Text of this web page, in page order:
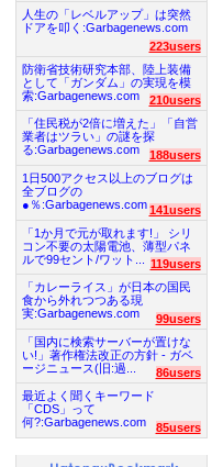
人生の「レベルアップ」は突然
ドアを叩く:Garbagenews.com
223users
防衛省技術研究本部、陸上装備
として「ガンダム」の実現を模
索:Garbagenews.com
210users
「住民税が2倍に増えた」「自営
業者はツラい」の謎を探
る:Garbagenews.com
188users
1日500アクセス以上のブログは
全ブログの
●％:Garbagenews.com 141users
「1か月で元が取れます!」 シリ
コン不要の太陽電池、薄型パネ
ルで99セント/ワット...
119users
「カレーライス」が日本の国民
食から外れつつある現
実:Garbagenews.com
99users
「国内に検索サーバーが置けな
い!」著作権法改正の方針 - ガベ
ージニュース(旧:過...
86users
最近よく聞くキーワード
「CDS」って
何?:Garbagenews.com
85users